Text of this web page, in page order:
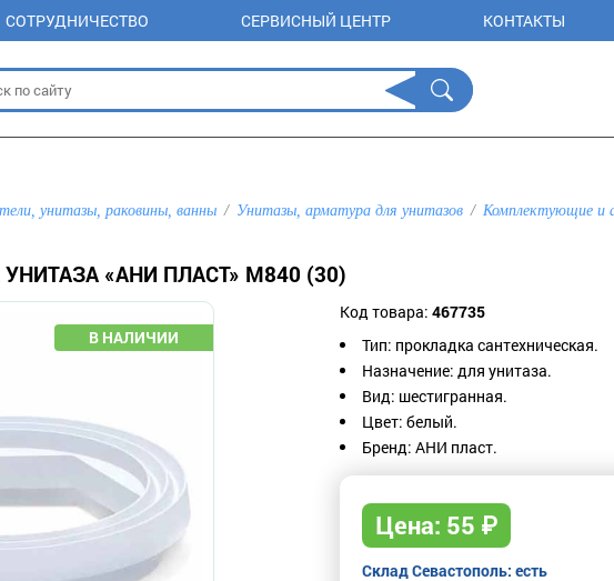
СОТРУДНИЧЕСТВО СЕРВИСНЫЙ ЦЕНТР КОНТАКТЫ
унитазы, раковины, ванны Унитазы, арматура для унитазов Комплектующие и
«АНИ ПЛАСТ» M840 (30)
Код товара: 467735
Тип: прокладка сантехническая.
Назначение: для унитаза.
Вид: шестигранная.
Цвет: белый.
Бренд: АНИ пласт.
Цена: 55 ₽
СкладСевастополь: есть